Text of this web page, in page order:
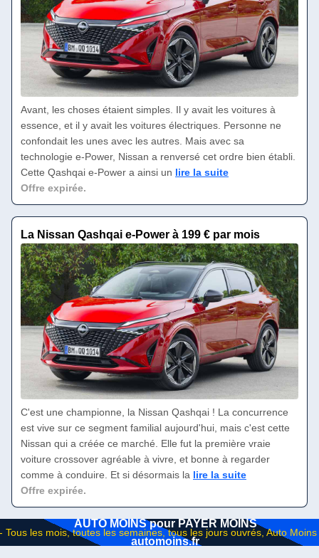
Avant, les choses étaient simples. Il y avait les voitures à
essence, et il y avait les voitures électriques. Personne ne
confondait les unes avec les autres. Mais avec sa
technologie e-Power, Nissan a renversé cet ordre bien établi.
Cette Qashqai e-Power a ainsi un lire la suite
Offre expirée.
La Nissan Qashqai e-Power à 199 € par mois
C'est une championne, la Nissan Qashqai ! La concurrence
est vive sur ce segment familial aujourd'hui, mais c'est cette
Nissan qui a créée ce marché. Elle fut la première vraie
voiture crossover agréable à vivre, et bonne à regarder
comme à conduire. Et si désormais la lire la suite
Offre expirée.
AUTO MOINS pour PAYER MOINS
automoins.fr